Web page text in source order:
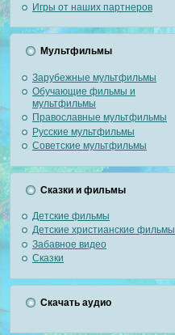
Игры от наших партнеров
Мультфильмы
Зарубежные мультфильмы
Обучающие фильмы и
мультфильмы
Православные мультфильмы
Русские мультфильмы
Советские мультфильмы
Сказки и фильмы
Детские фильмы
Детские христианские фильмы
Забавное видео
Сказки
Скачать аудио